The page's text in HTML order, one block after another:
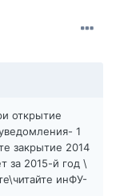
открытие
1
закрытие 2014
за 2015-й год \
инФУ-